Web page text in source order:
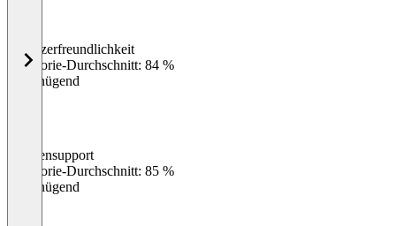
%
Benutzerfreundlichkeit
Kategorie-Durchschnitt: 84 %
Ungenügend
Kundensupport
Kategorie-Durchschnitt: 85 %
Ungenügend